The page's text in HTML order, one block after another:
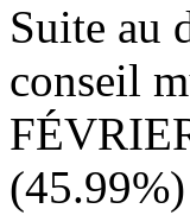
Suite au
conseil